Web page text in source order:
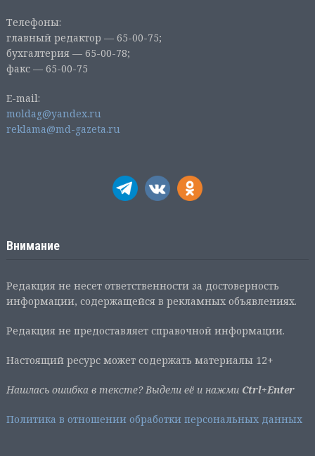
Телефоны:
главный редактор — 65-00-75;
бухгалтерия — 65-00-78;
факс — 65-00-75
E-mail:
moldag@yandex.ru
reklama@md-gazeta.ru
Внимание
Редакция не несет ответственности за достоверность
информации, содержащейся в рекламных объявлениях.
Редакция не предоставляет справочной информации.
Настоящий ресурс может содержать материалы 12+
Нашлась ошибка в тексте? Выдели её и нажми Ctrl+Enter
Политика в отношении обработки персональных данных